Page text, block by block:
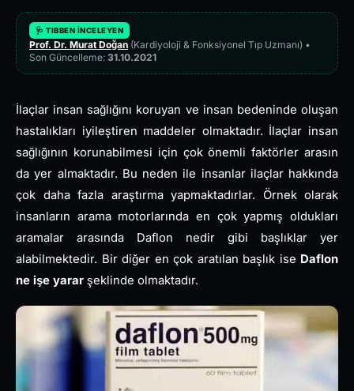
🩺 TIBBEN İNCELEYEN
Prof. Dr. Murat Doğan (Kardiyoloji & Fonksiyonel Tıp Uzmanı) •
Son Güncelleme: 31.10.2021
İlaçlar insan sağlığını koruyan ve insan bedeninde oluşan
hastalıkları iyileştiren maddeler olmaktadır. İlaçlar insan
sağlığının korunabilmesi için çok önemli faktörler arasın
da yer almaktadır. Bu neden ile insanlar ilaçlar hakkında
çok daha fazla araştırma yapmaktadırlar. Örnek olarak
insanların arama motorlarında en çok yapmış oldukları
aramalar arasında Daflon nedir gibi başlıklar yer
alabilmektedir. Bir diğer en çok aratılan başlık ise Daflon
ne işe yarar şeklinde olmaktadır.